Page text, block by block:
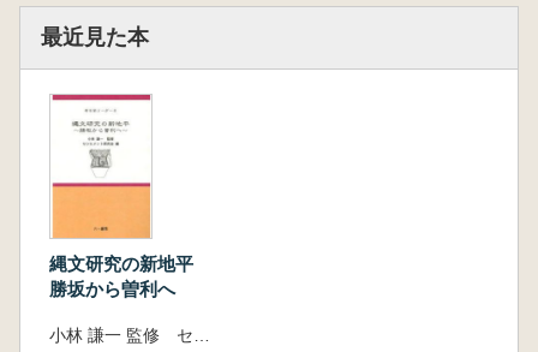
最近見た本
縄文研究の新地平
勝坂から曽利へ
小林 謙一 監修 セツルメント研究会 編